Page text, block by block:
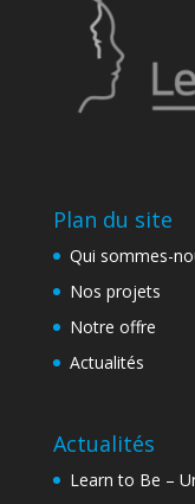
Plan du site
Qui sommes-
Nos projets
Notre offre
Actualités
Actualités
Learn to Be –